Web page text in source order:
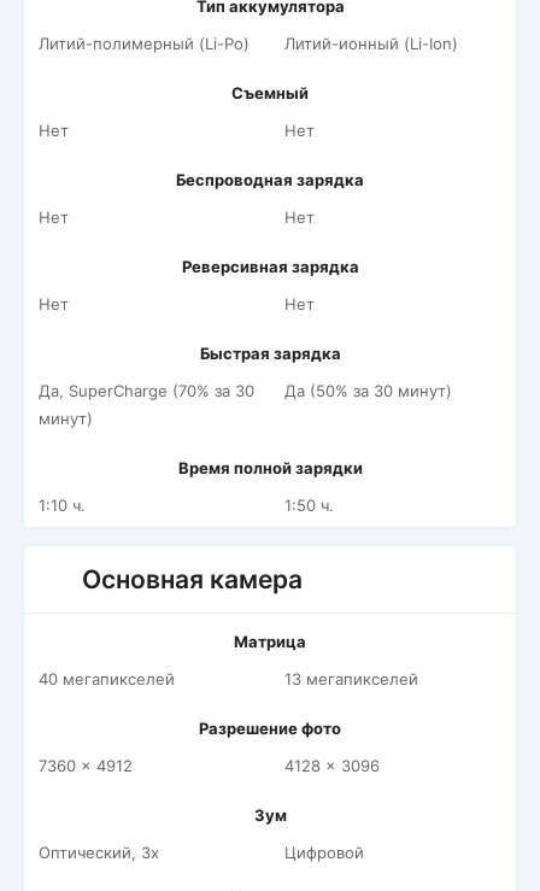
Тип аккумулятора
Литий-полимерный (Li-Po)
Литий-ионный (Li-Ion)
Съемный
Нет
Нет
Беспроводная зарядка
Нет
Нет
Реверсивная зарядка
Нет
Нет
Быстрая зарядка
Да, SuperCharge (70% за 30
минут)
Да (50% за 30 минут)
Время полной зарядки
1:10 ч.
1:50 ч.
Основная камера
Матрица
40 мегапикселей
13 мегапикселей
Разрешение фото
7360 x 4912
4128 x 3096
Зум
Оптический, 3x
Цифровой